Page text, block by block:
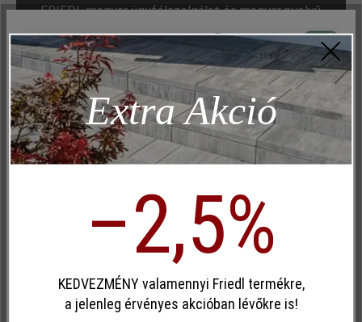
FRIEDL magyar ügyfélszolgálat és magyar nyelvű
tanácsadás Weppersdorfban
(előzetes egyeztetés alapján)
iroda(a)friedlterko.hu
projekt(a)friedlterko.hu
+36 30 376 7657
+43 2618 3208 419
Műszakilag és működéshez szükséges Aktív
Marketing Inaktív
Elemzés Inaktív
Kényelem (weboldal működése) Inaktív
Kényelem (Google Térkép) Inaktív
Egyéni cookie elfogadása
Ez a webhely cookie-kat használ, hogy a lehető legjobb
funkcionalitást kínálja Önnek...További információ
Extra Akció
–2,5%
KEDVEZMÉNY valamennyi Friedl termékre,
a jelenleg érvényes akcióban lévőkre is!